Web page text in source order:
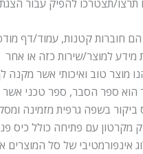
תרצו/תצטרכו להפיק עבור
חוברות קטנות, עמוד/דף
מידע למוצר/שירות כזה או אחר
הנו מוצר טוב ואיכותי אשר
הוא ספר הסבר, ספר טכני אשר
ביקור בשפה גרפית מזמינה
מקרטון עם פתיחה כולל כיס
אינפורמטיבי של סל